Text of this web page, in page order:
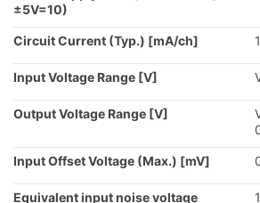
±5V=10)
Circuit Current (Typ.) [mA/ch]
Input Voltage Range [V]
Output Voltage Range [V]
Input Offset Voltage (Max.) [mV]
Equivalent input noise voltage